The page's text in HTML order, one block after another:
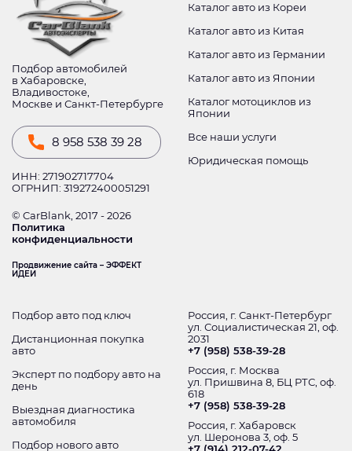
Подбор автомобилей
в Хабаровске,
Владивостоке,
Москве и Санкт-Петербурге
8 958 538 39 28
ИНН: 271902717704
ОГРНИП: 319272400051291
© CarBlank, 2017 - 2026
Политика
конфиденциальности
Продвижение сайта – ЭФФЕКТ
ИДЕИ
Каталог авто из Кореи
Каталог авто из Китая
Каталог авто из Германии
Каталог авто из Японии
Каталог мотоциклов из
Японии
Все наши услуги
Юридическая помощь
Подбор авто под ключ
Дистанционная покупка
авто
Эксперт по подбору авто на
день
Выездная диагностика
автомобиля
Подбор нового авто
Россия, г. Санкт-Петербург
ул. Социалистическая 21, оф.
2031
+7 (958) 538-39-28
Россия, г. Москва
ул. Пришвина 8, БЦ РТС, оф.
618
+7 (958) 538-39-28
Россия, г. Хабаровск
ул. Шеронова 3, оф. 5